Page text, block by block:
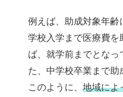
例えば、助成対象年
学校入学まで医療費
ば、就学前までとなっ
た、中学校卒業まで助
このように、 地域によ